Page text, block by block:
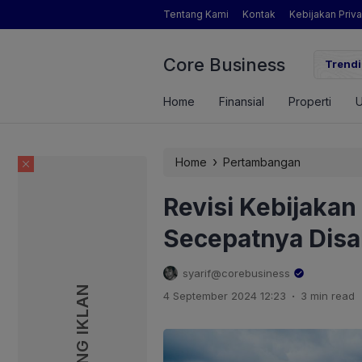
Tentang Kami Kontak Kebijakan
Core Business
Pertanian yang Dimaksud Mentan Amran?
Home Finansial Properti
Home › Pertambangan
Revisi
Secepatnya
syarif@corebusiness
4 September 2024 12:23 . 3 min read